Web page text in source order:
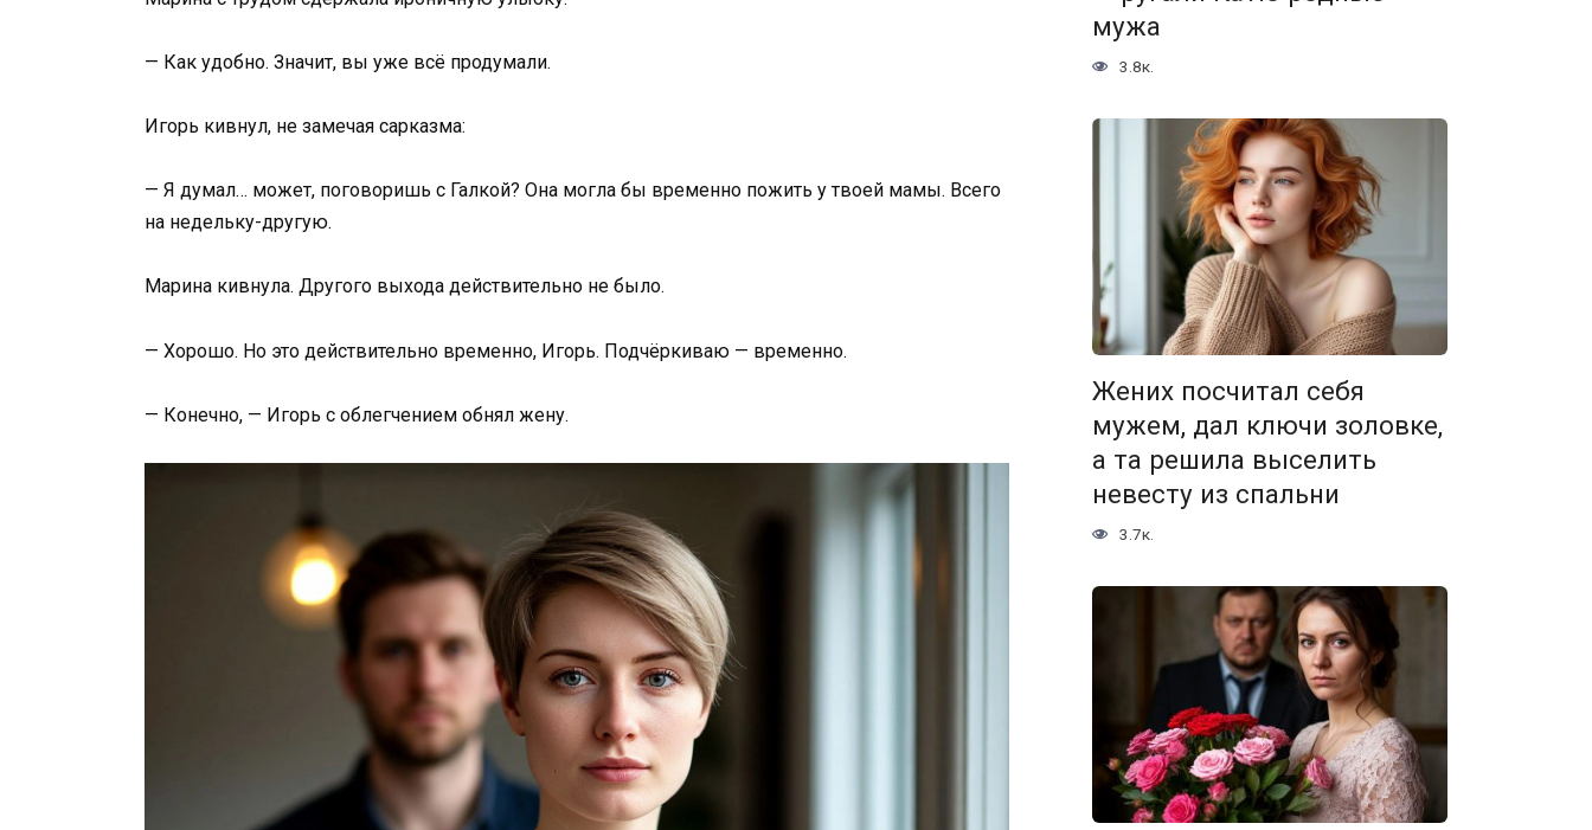
— Как удобно. Значит, вы уже всё продумали.
Игорь кивнул, не замечая сарказма:
— Я думал… может, поговоришь с Галкой? Она могла бы временно пожить у твоей мамы. Всего
на недельку-другую.
Марина кивнула. Другого выхода действительно не было.
— Хорошо. Но это действительно временно, Игорь. Подчёркиваю — временно.
— Конечно, — Игорь с облегчением обнял жену.
мужа
3.8к.
Жених посчитал себя
мужем, дал ключи золовке,
а та решила выселить
невесту из спальни
3.7к.